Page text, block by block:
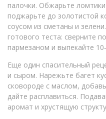
палочки. Обжарьте
поджарьте до золотистой
соусом из сметаны и
готового теста: сверните
пармезаном и выпекайте
Еще один спасительный
и сыром. Нарежьте багет
сковороде с маслом,
дайте расплавиться.
аромат и хрустящую